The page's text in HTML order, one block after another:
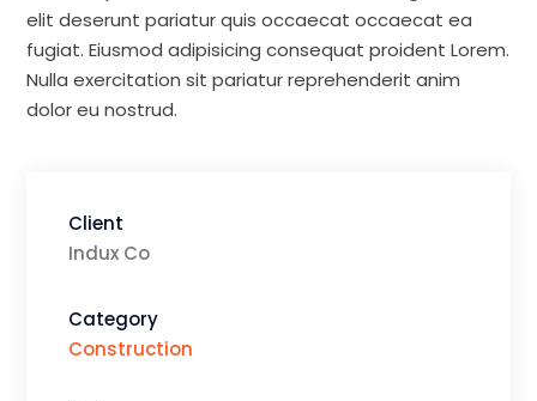
elit deserunt pariatur quis occaecat occaecat ea
fugiat. Eiusmod adipisicing consequat proident Lorem.
Nulla exercitation sit pariatur reprehenderit anim
dolor eu nostrud.
Client
Indux Co
Category
Construction